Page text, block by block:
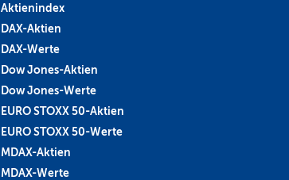
Aktienindex
DAX-Aktien
DAX-Werte
Dow Jones-Aktien
Dow Jones-Werte
EURO STOXX 50-Aktien
EURO STOXX 50-Werte
MDAX-Aktien
MDAX-Werte